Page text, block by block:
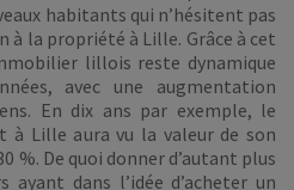
habitants qui n’hésitent pas
à la propriété à Lille. Grâce à cet
lillois reste dynamique
avec une augmentation
En dix ans par exemple, le
à Lille aura vu la valeur de son
%. De quoi donner d’autant plus
ayant dans l’idée d’acheter un